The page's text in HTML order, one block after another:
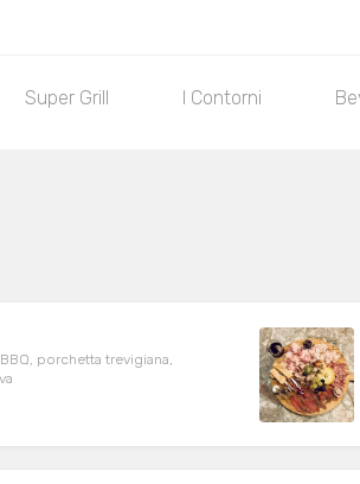
Super Grill I Contorni
porchetta trevigiana,